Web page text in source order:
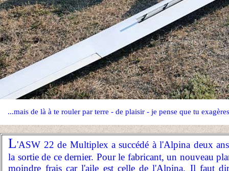
...mais de là à te rouler par terre - de plaisir - je pense que tu
L'ASW 22 de Multiplex a succédé à l'Alpina deux
la sortie de ce dernier. Pour le fabricant, un nouveau
moindre frais car l'aile est celle de l'Alpina. Il faut